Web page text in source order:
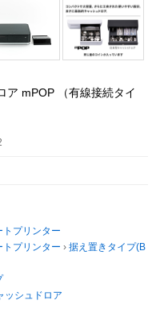
ア mPOP （有線接続タイ
トプリンター
トプリンター › 据え置きタイプ(B
ッシュドロア